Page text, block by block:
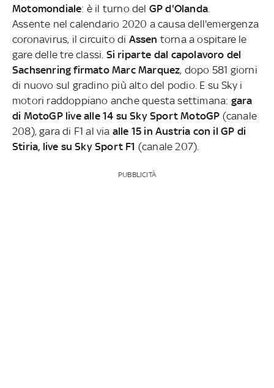
Motomondiale: è il turno del GP d'Olanda
Assente nel calendario 2020 a causa dell'emergenza
coronavirus, il circuito di Assen torna a ospitare le
gare delle tre classi. Si riparte dal capolavoro del
Sachsenring firmato Marc Marquez, dopo 581 giorni
di nuovo sul gradino più alto del podio. E su Sky i
motori raddoppiano anche questa settimana: gara
di MotoGP live alle 14 su Sky Sport MotoGP (canale
208), gara di F1 al via alle 15 in Austria con il GP di
Stiria, live su Sky Sport F1 (canale 207).
PUBBLICITÀ